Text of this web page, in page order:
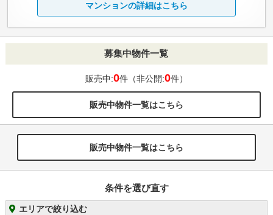
マンションの詳細はこちら
募集中物件一覧
販売中:0件（非公開:0件）
販売中物件一覧はこちら
販売中物件一覧はこちら
条件を選び直す
エリアで絞り込む